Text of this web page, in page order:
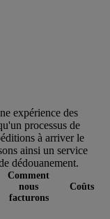
expérience des
processus de
à arriver le
ainsi un service
dédouanement.
Comment
nous
facturons
Coûts